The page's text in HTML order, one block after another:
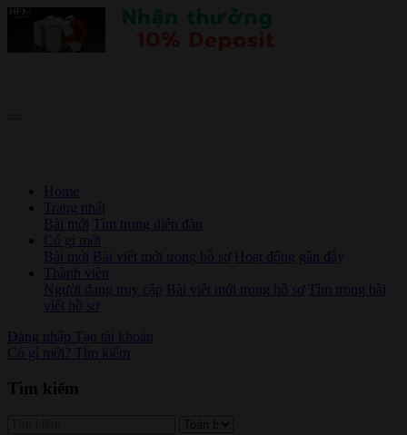
Home
Trang nhất
Bài mới
Tìm trong diễn đàn
Có gì mới
Bài mới Bài viết mới trong hồ sơ Hoạt động gần đây
Thành viên
Người đang truy cập Bài viết mới trong hồ sơ Tìm trong bài
viết hồ sơ
Đăng nhập Tạo tài khoản
Có gì mới? Tìm kiếm
Tìm kiếm